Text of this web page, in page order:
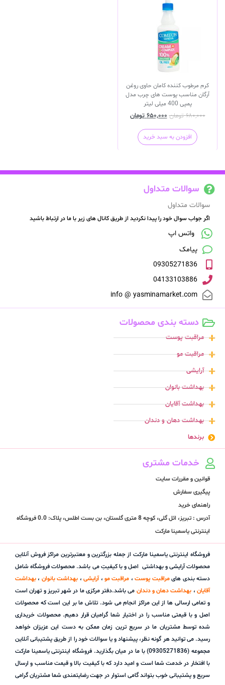
کرم مرطوب کننده کامان حاوی روغن
آرگان مناسب پوست های چرب مدل
پمپی 400 میلی لیتر
۶۸۰,۰۰۰ تومان ۶۵۰,۰۰۰ تومان
افزودن به سبد خرید
سوالات متداول
سوالات متداول
اگر جواب سوال خود را پیدا نکردید از طریق کانال های زیر با ما در ارتباط باشید
واتس اپ
پیامک
09305271836
04133103886
info @ yasminamarket.com
دسته بندی محصولات
مراقبت پوست
مراقبت مو
آرایشی
بهداشت بانوان
بهداشت آقایان
بهداشت دهان و دندان
برندها
خدمات مشتری
قوانین و مقررات سایت
پیگیری سفارش
راهنمای خرید
آدرس : تبریز، ائل گلی، کوچه 8 متری گلستان، بن بست اطلس، پلاک: 0.0 فروشگاه
اینترنتی یاسمینا مارکت
فروشگاه اینترنتی یاسمینا مارکت از جمله بزرگترین و معتبرترین مراکز فروش آنلاین
محصولات آرایشی و بهداشتی اصل و با کیفیتِ می باشد. محصولات فروشگاه شامل
دسته بندی هایمراقبت پوست، مراقبت مو،آرایشی، بهداشت بانوان ، بهداشت
آقایان، بهداشت دهان و دندان می باشد.دفتر مرکزی ما در شهر تبریز و تهران است
و تمامی ارسالی ها از این مراکز انجام می شود. تلاش ما بر این است که محصولات
اصل و با قیمتی مناسب را در اختیار شما گرامیان قرار دهیم. محصولات خریداری
شده توسط مشتریان ما در سریع ترین زمان ممکن به دست این عزیزان خواهد
رسید. می توانید هر گونه نظر، پیشنهاد و یا سوالات خود را از طریق پشتیبانی آنلاین
مجموعه (09305271836) با ما در میان بگذارید. فروشگاه اینترنتی یاسمینا مارکت
با افتخار در خدمت شما است و امید دارد که با کیفیت بالا و قیمت مناسب و ارسال
سریع و پشتیبانی خوب بتواند گامی استوار در جهت رضایتمندی شما مشتریان گرامی